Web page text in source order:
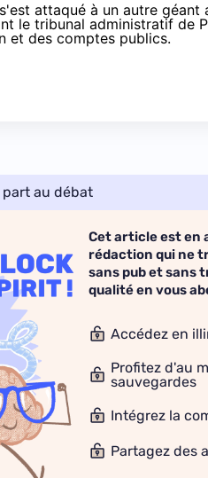
attaqué à un autre géant
le tribunal administratif de
et des comptes publics.
au débat
Cet article est en
rédaction qui ne
sans pub et sans
qualité en vous
Accédez en
Profitez d'au
sauvegardes
Intégrez la
Partagez des